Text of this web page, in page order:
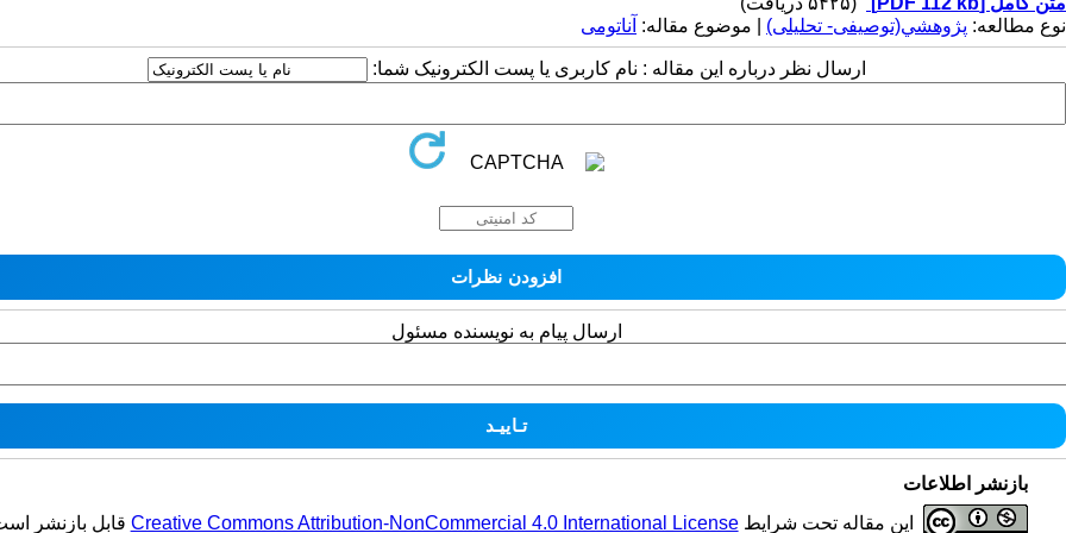
نوع مطالعه: پژوهشي(توصیفی- تحلیلی) | موضوع مقاله: آناتومی
ارسال نظر درباره این مقاله : نام کاربری یا پست الکترونیک شما:
ارسال پیام به نویسنده مسئول
بازنشر اطلاعات
این مقاله تحت شرایطCreative Commons Attribution-NonCommercial 4.0 International License قابل بازنشر